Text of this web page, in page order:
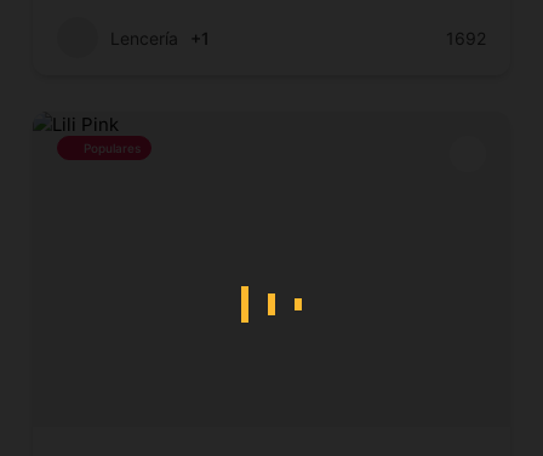
Lencería +1 1692
Populares